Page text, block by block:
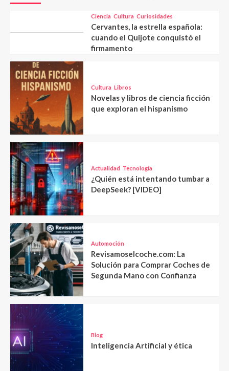
Ciencia Cultura Curiosidades
Cervantes, la estrella española:
cuando el Quijote conquistó el
firmamento
Cultura Libros
Novelas y libros de ciencia ficción
que exploran el hispanismo
Actualidad Tecnología
¿Quién está intentando tumbar a
DeepSeek? [VIDEO]
Automoción
Revisamoselcoche.com: La
Solución para Comprar Coches de
Segunda Mano con Confianza
Blog
Inteligencia Artificial y ética